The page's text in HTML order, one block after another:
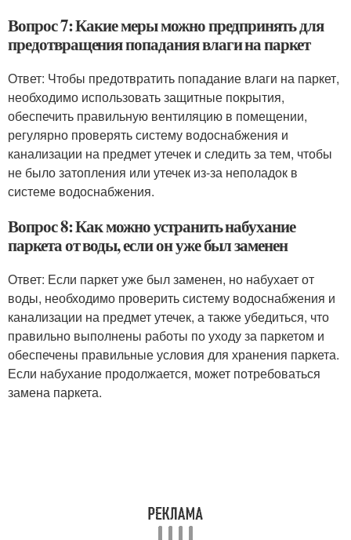
Вопрос 7: Какие меры можно предпринять для
предотвращения попадания влаги на паркет
Ответ: Чтобы предотвратить попадание влаги на паркет,
необходимо использовать защитные покрытия,
обеспечить правильную вентиляцию в помещении,
регулярно проверять систему водоснабжения и
канализации на предмет утечек и следить за тем, чтобы
не было затопления или утечек из-за неполадок в
системе водоснабжения.
Вопрос 8: Как можно устранить набухание
паркета от воды, если он уже был заменен
Ответ: Если паркет уже был заменен, но набухает от
воды, необходимо проверить систему водоснабжения и
канализации на предмет утечек, а также убедиться, что
правильно выполнены работы по уходу за паркетом и
обеспечены правильные условия для хранения паркета.
Если набухание продолжается, может потребоваться
замена паркета.